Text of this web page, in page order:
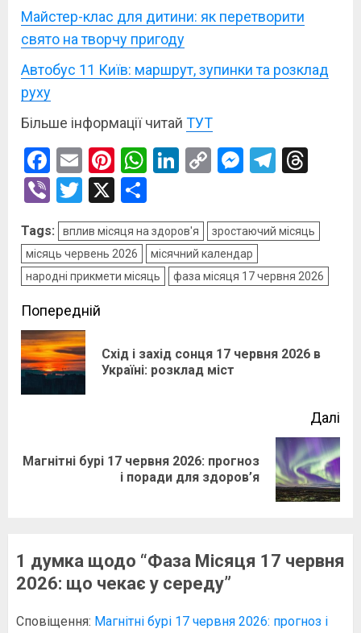
Майстер-клас для дитини: як перетворити
свято на творчу пригоду
Автобус 11 Київ: маршрут, зупинки та розклад
руху
Більше інформації читай ТУТ
Facebook
EmailPinterest
WhatsApp
LinkedIn
Copy
ViberTwitter
X
Tags: вплив місяця на здоров'я
зростаючий місяць
місяць червень 2026
місячний календар
народні прикмети місяць
фаза місяця 17 червня 2026
Post
navigation
Попередній
Схід і захід сонця 17 червня 2026 в
Україні: розклад міст
Далі
Наступний
Магнітні бурі 17 червня 2026: прогноз
і поради для здоров’я
1 думка щодо “Фаза Місяця 17 червня
2026: що чекає у середу”
Сповіщення: Магнітні бурі 17 червня 2026: прогноз і